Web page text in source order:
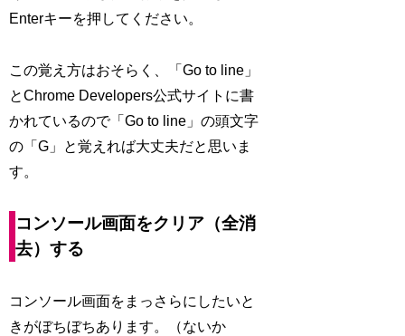
Enterキーを押してください。
この覚え方はおそらく、「Go to line」
とChrome Developers公式サイトに書
かれているので「Go to line」の頭文字
の「G」と覚えれば大丈夫だと思いま
す。
コンソール画面をクリア（全消
去）する
コンソール画面をまっさらにしたいと
きがぼちぼちあります。（ないか